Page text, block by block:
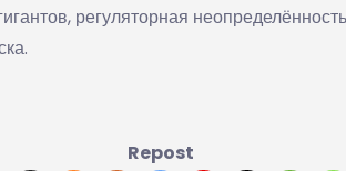
регуляторная
Repost